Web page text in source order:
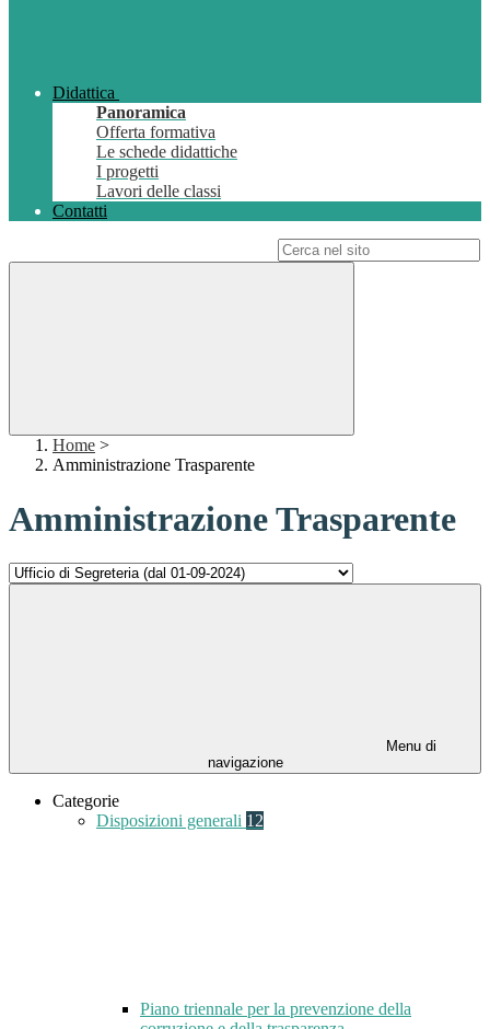
Didattica
Panoramica
Offerta formativa
Le schede didattiche
I progetti
Lavori delle classi
Contatti
Home >
Amministrazione Trasparente
Amministrazione Trasparente
Menu di
navigazione
Categorie
Disposizioni generali 12
Piano triennale per la prevenzione della